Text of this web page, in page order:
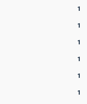
1
1
1
1
1
1